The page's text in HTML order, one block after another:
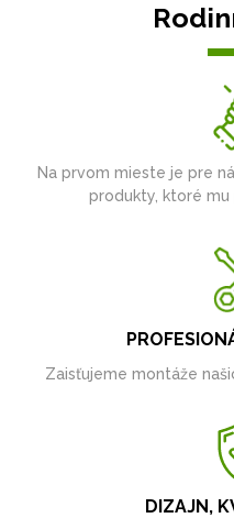
Na prvom mieste je pre
produkty, ktoré mu
Zaisťujeme montáže
DIZAJN,